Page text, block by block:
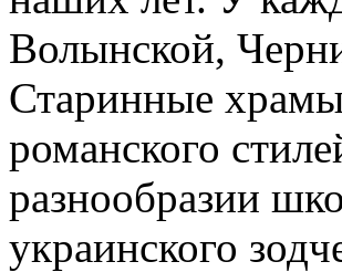
Волынской,
Старинные храмы
романского
разнообразии
украинского